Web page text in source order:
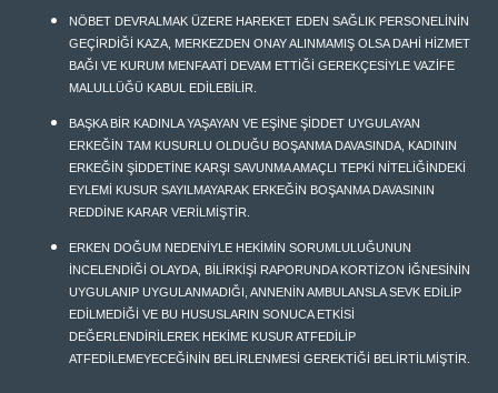
NÖBET DEVRALMAK ÜZERE HAREKET EDEN SAĞLIK PERSONELİNİN
GEÇİRDİĞİ KAZA, MERKEZDEN ONAY ALINMAMIŞ OLSA DAHİ HİZMET
BAĞI VE KURUM MENFAATİ DEVAM ETTİĞİ GEREKÇESİYLE VAZİFE
MALULLÜĞÜ KABUL EDİLEBİLİR.
BAŞKA BİR KADINLA YAŞAYAN VE EŞİNE ŞİDDET UYGULAYAN
ERKEĞİN TAM KUSURLU OLDUĞU BOŞANMA DAVASINDA, KADININ
ERKEĞİN ŞİDDETİNE KARŞI SAVUNMA AMAÇLI TEPKİ NİTELİĞİNDEKİ
EYLEMİ KUSUR SAYILMAYARAK ERKEĞİN BOŞANMA DAVASININ
REDDİNE KARAR VERİLMİŞTİR.
ERKEN DOĞUM NEDENİYLE HEKİMİN SORUMLULUĞUNUN
İNCELENDİĞİ OLAYDA, BİLİRKİŞİ RAPORUNDA KORTİZON İĞNESİNİN
UYGULANIP UYGULANMADIĞI, ANNENİN AMBULANSLA SEVK EDİLİP
EDİLMEDİĞİ VE BU HUSUSLARIN SONUCA ETKİSİ
DEĞERLENDİRİLEREK HEKİME KUSUR ATFEDİLİP
ATFEDİLEMEYECEĞİNİN BELİRLENMESİ GEREKTİĞİ BELİRTİLMİŞTİR.